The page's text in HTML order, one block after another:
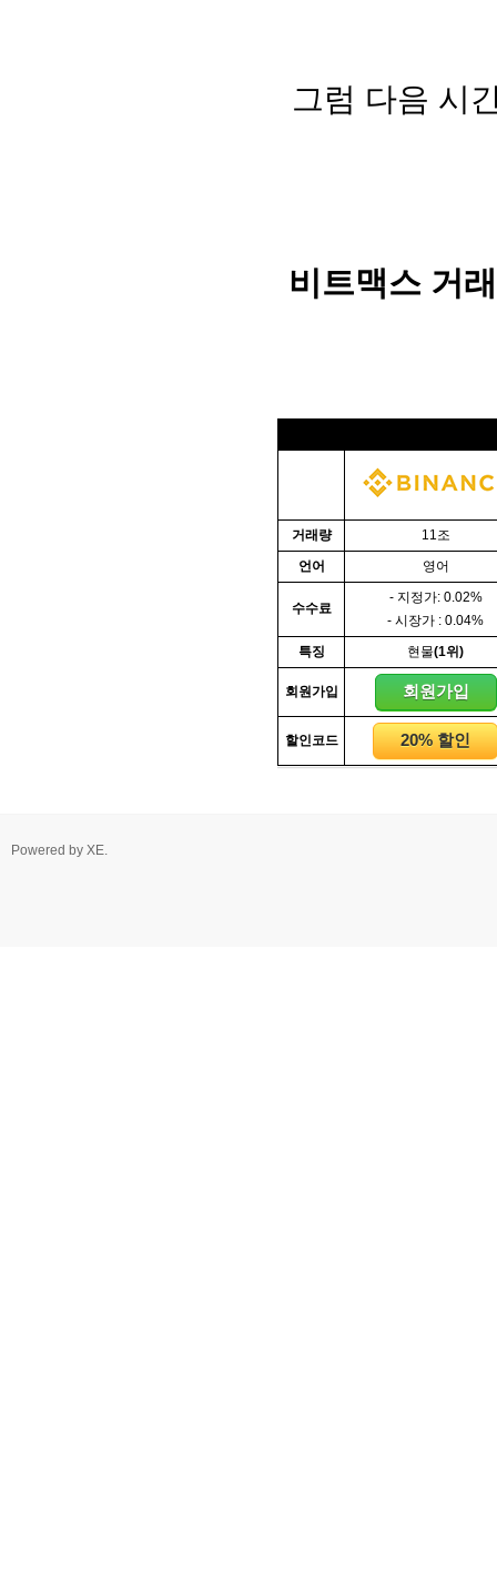
그럼 다음 시
비트맥스 거
거래량
11조
언어
영어
수수료
- 지정가: 0.02%
- 시장가 : 0.04%
특징
현물(1위)
회원가입 회원가입
할인코드 20% 할인
Powered by XE.